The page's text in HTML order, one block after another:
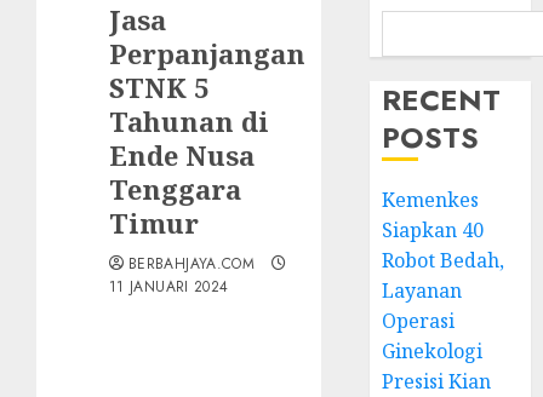
Jasa
Perpanjangan
STNK 5
Tahunan di
Ende Nusa
Tenggara
Timur
BERBAHJAYA.COM
11 JANUARI 2024
RECENT
POSTS
Kemenkes
Siapkan 40
Robot Bedah,
Layanan
Operasi
Ginekologi
Presisi Kian